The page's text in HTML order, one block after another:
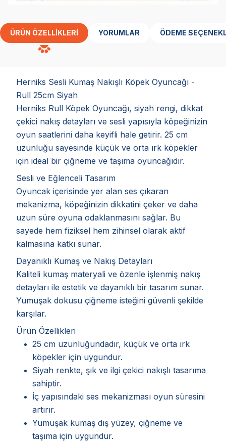
ÜRÜN ÖZELLIKLERI YORUMLAR ÖDEME
Herniks Sesli Kumaş Nakışlı Köpek Oyuncağı -
Rull 25cm Siyah
Herniks Rull Köpek Oyuncağı, siyah rengi, dikkat
çekici nakış detayları ve sesli yapısıyla köpeğinizin
oyun saatlerini daha keyifli hale getirir. 25 cm
uzunluğu sayesinde küçük ve orta ırk köpekler
için ideal bir çiğneme ve taşıma oyuncağıdır.
Sesli ve Eğlenceli Tasarım
Oyuncak içerisinde yer alan ses çıkaran
mekanizma, köpeğinizin dikkatini çeker ve daha
uzun süre oyuna odaklanmasını sağlar. Bu
sayede hem fiziksel hem zihinsel olarak aktif
kalmasına katkı sunar.
Dayanıklı Kumaş ve Nakış Detayları
Kaliteli kumaş materyali ve özenle işlenmiş nakış
detayları ile estetik ve dayanıklı bir tasarım sunar.
Yumuşak dokusu çiğneme isteğini güvenli şekilde
karşılar.
Ürün Özellikleri
25 cm uzunluğundadır, küçük ve orta ırk
köpekler için uygundur.
Siyah renkte, şık ve ilgi çekici nakışlı tasarıma
sahiptir.
İç yapısındaki ses mekanizması oyun süresini
artırır.
Yumuşak kumaş dış yüzey, çiğneme ve
taşıma için uygundur.